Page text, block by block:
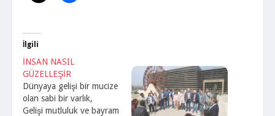
İlgili
İNSAN NASIL
GÜZELLEŞİR
Dünyaya gelişi bir mucize
olan sabi bir varlık,
Gelişi mutluluk ve bayram